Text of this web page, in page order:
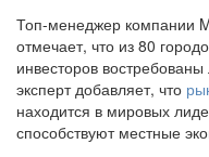
Топ-менеджер компании
отмечает, что из 80
инвесторов
эксперт добавляет, что
находится в мировых
способствуют местные